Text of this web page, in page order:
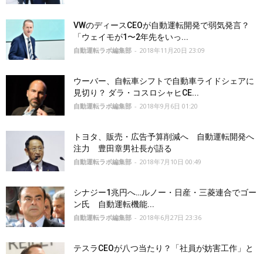
VWのディースCEOが自動運転開発で弱気発言？
「ウェイモが1〜2年先をいっ...
自動運転ラボ編集部 - 2018年11月20日 23:09
ウーバー、自転車シフトで自動車ライドシェアに
見切り？ ダラ・コスロシャヒCE...
自動運転ラボ編集部 - 2018年9月6日 01:20
トヨタ、販売・広告予算削減へ 自動運転開発へ
注力 豊田章男社長が語る
自動運転ラボ編集部 - 2018年7月10日 00:49
シナジー1兆円へ…ルノー・日産・三菱連合でゴー
ン氏 自動運転機能...
自動運転ラボ編集部 - 2018年6月27日 23:36
テスラCEOが八つ当たり？「社員が妨害工作」と